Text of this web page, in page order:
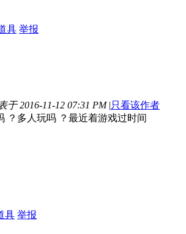
具 举报
于 2016-11-12 07:31 PM |只看该作者
？多人玩吗 ？最近着游戏过时间
具 举报